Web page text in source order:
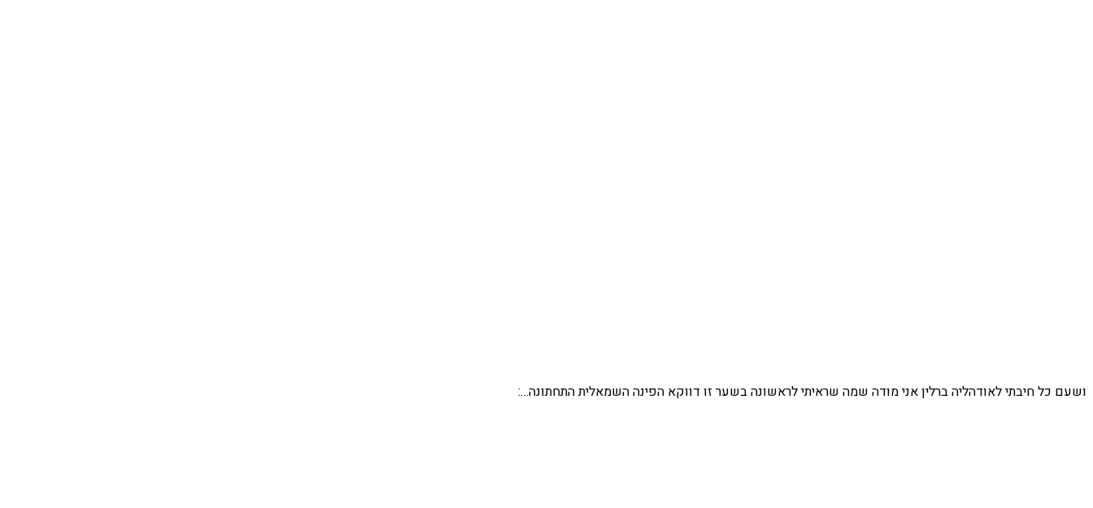
ושעם כל חיבתי לאודהליה ברלין אני מודה שמה שראיתי לראשונה בשער זו דווקא הפינה השמאלית התחתונה…: